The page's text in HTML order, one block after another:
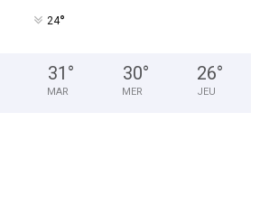
24°
31 °
MAR
30°
MER
26°
JEU